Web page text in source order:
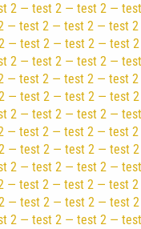
— test 2 — test 2 —
— test 2 — test 2 — test
— test 2 — test 2 — test
— test 2 — test 2 —
— test 2 — test 2 — test
— test 2 — test 2 — test
— test 2 — test 2 —
— test 2 — test 2 — test
— test 2 — test 2 — test
— test 2 — test 2 —
— test 2 — test 2 — test
— test 2 — test 2 — test
— test 2 — test 2 —